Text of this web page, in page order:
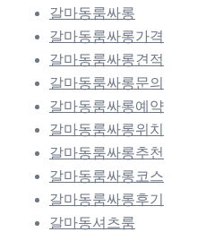
갈마동룸싸롱
갈마동룸싸롱가격
갈마동룸싸롱견적
갈마동룸싸롱문의
갈마동룸싸롱예약
갈마동룸싸롱위치
갈마동룸싸롱추천
갈마동룸싸롱코스
갈마동룸싸롱후기
갈마동셔츠룸